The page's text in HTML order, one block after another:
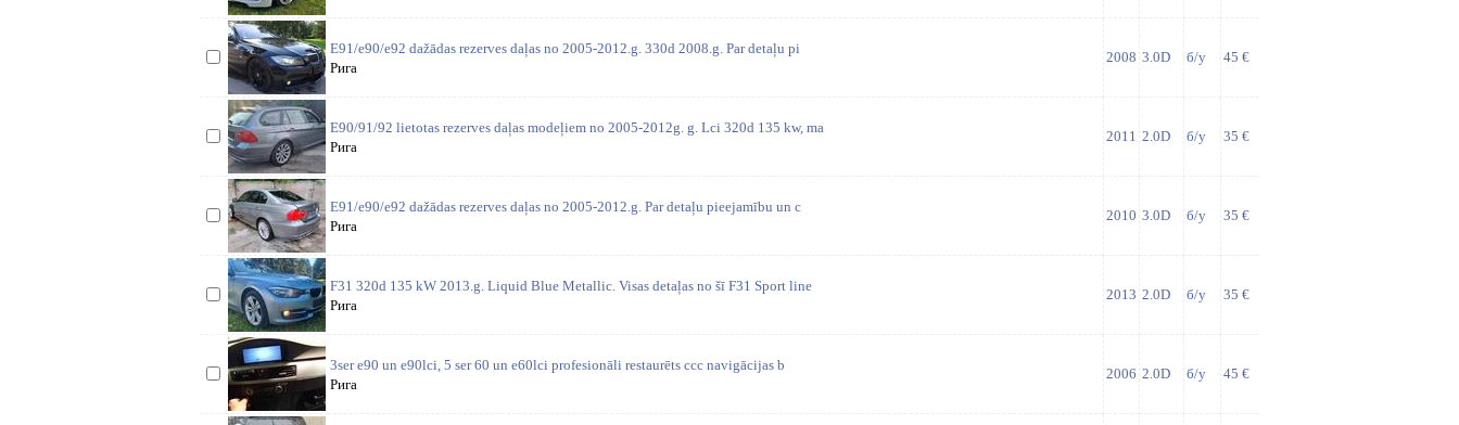
E91/e90/e92 dažādas rezerves daļas no 2005-2012.g. 330d 2008.g. Par detaļu pi
Рига
2008 3.0D б/у 45 €
E90/91/92 lietotas rezerves daļas modeļiem no 2005-2012g. g. Lci 320d 135 kw, ma
Рига
2011 2.0D б/у 35 €
E91/e90/e92 dažādas rezerves daļas no 2005-2012.g. Par detaļu pieejamību un c
Рига
2010 3.0D б/у 35 €
F31 320d 135 kW 2013.g. Liquid Blue Metallic. Visas detaļas no šī F31 Sport line
Рига
2013 2.0D б/у 35 €
3ser e90 un e90lci, 5 ser 60 un e60lci profesionāli restaurēts ccc navigācijas b
Рига
2006 2.0D б/у 45 €